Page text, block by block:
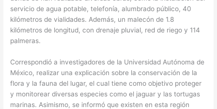
servicio de agua potable, telefonía, alumbrado público, 40
kilómetros de vialidades. Además, un malecón de 1.8
kilómetros de longitud, con drenaje pluvial, red de riego y 114
palmeras.
Correspondió a investigadores de la Universidad Autónoma de
México, realizar una explicación sobre la conservación de la
flora y la fauna del lugar, el cual tiene como objetivo proteger
y monitorear diversas especies como el jaguar y las tortugas
marinas. Asimismo, se informó que existen en esta región